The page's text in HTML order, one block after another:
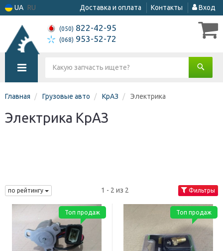
UA RU Доставка и оплата Контакты Вход
(050) 822-42-95
(068) 953-52-72
Главная Грузовые авто КрАЗ Электрика
Электрика КрАЗ
по рейтингу 1 - 2 из 2 Фильтры
Топ продаж Топ продаж